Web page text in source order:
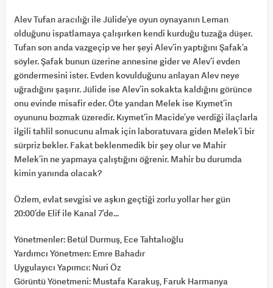
Alev Tufan aracılığı ile Jülide’ye oyun oynayanın Leman
olduğunu ispatlamaya çalışırken kendi kurduğu tuzağa düşer.
Tufan son anda vazgeçip ve her şeyi Alev’in yaptığını Şafak’a
söyler. Şafak bunun üzerine annesine gider ve Alev’i evden
göndermesini ister. Evden kovulduğunu anlayan Alev neye
uğradığını şaşırır. Jülide ise Alev’in sokakta kaldığını görünce
onu evinde misafir eder. Öte yandan Melek ise Kıymet’in
oyununu bozmak üzeredir. Kıymet’in Macide’ye verdiği ilaçlarla
ilgili tahlil sonucunu almak için laboratuvara giden Melek’i bir
sürpriz bekler. Fakat beklenmedik bir şey olur ve Mahir
Melek’in ne yapmaya çalıştığını öğrenir. Mahir bu durumda
kimin yanında olacak?
Özlem, evlat sevgisi ve aşkın geçtiği zorlu yollar her gün
20:00’de Elif ile Kanal 7’de…
Yönetmenler: Betül Durmuş, Ece Tahtalıoğlu
Yardımcı Yönetmen: Emre Bahadır
Uygulayıcı Yapımcı: Nuri Öz
Görüntü Yönetmeni: Mustafa Karakuş, Faruk Harmanya